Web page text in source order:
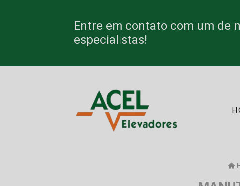
Entre em contato com um de
especialistas!